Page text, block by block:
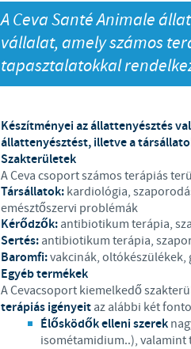
A Ceva Santé Animale
vállalat, amely számos
tapasztalatokkal
Készítményei az állattenyésztés
állattenyésztést, illetve a
Szakterületek
A Ceva csoport számos terápiás
Társállatok: kardiológia,
emésztőszervi problémák
Kérődzők: antibiotikum terápia,
Sertés: antibiotikum terápia,
Baromfi:vakcinák,
Egyéb termékek
A Cevacsoport kiemelkedő
terápiás igényeit az alábbi két
Élősködők elleni szerek
isométamidium..), valamint